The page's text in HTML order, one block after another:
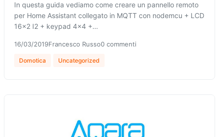
In questa guida vediamo come creare un pannello remoto
per Home Assistant collegato in MQTT con nodemcu + LCD
16×2 I2 + keypad 4×4 +…
16/03/2019Francesco Russo0 commenti
Domotica Uncategorized